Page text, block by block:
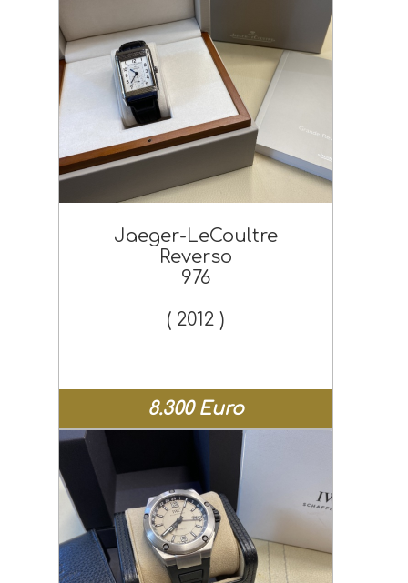
Jaeger-LeCoultre
Reverso
976
( 2012 )
8.300 Euro